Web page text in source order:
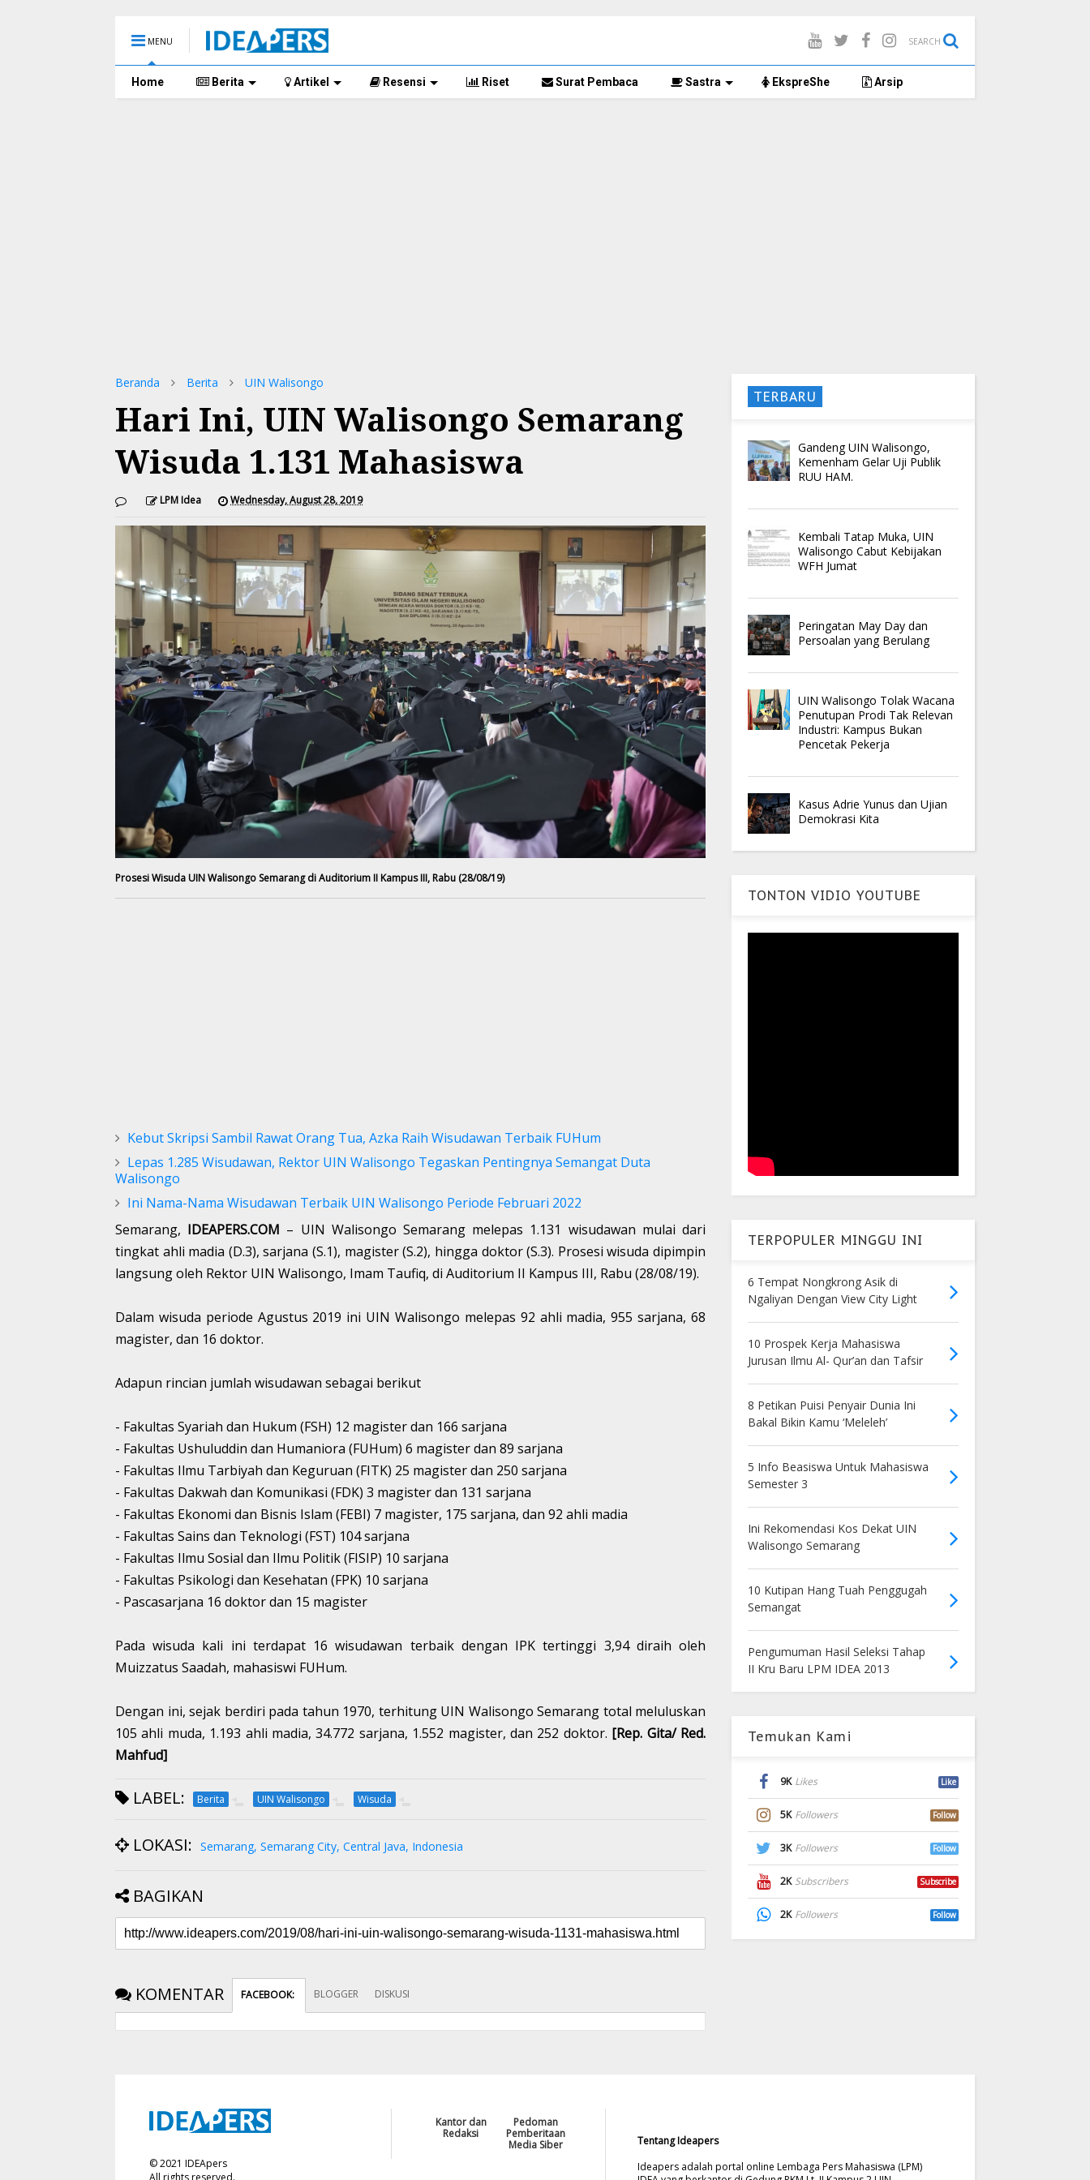
MENU SEARCH
Home Berita Artikel Resensi Riset Surat Pembaca Sastra EkspreShe Arsip
Beranda Berita UIN Walisongo
Hari Ini, UIN Walisongo Semarang
Wisuda 1.131 Mahasiswa
LPM Idea Wednesday, August 28, 2019
Prosesi Wisuda UIN Walisongo Semarang di Auditorium II Kampus III, Rabu (28/08/19)
Kebut Skripsi Sambil Rawat Orang Tua, Azka Raih Wisudawan Terbaik FUHum
Lepas 1.285 Wisudawan, Rektor UIN Walisongo Tegaskan Pentingnya Semangat Duta
Walisongo
Ini Nama-Nama Wisudawan Terbaik UIN Walisongo Periode Februari 2022
Semarang, IDEAPERS.COM – UIN Walisongo Semarang melepas 1.131 wisudawan mulai dari
tingkat ahli madia (D.3), sarjana (S.1), magister (S.2), hingga doktor (S.3). Prosesi wisuda dipimpin
langsung oleh Rektor UIN Walisongo, Imam Taufiq, di Auditorium II Kampus III, Rabu (28/08/19).
Dalam wisuda periode Agustus 2019 ini UIN Walisongo melepas 92 ahli madia, 955 sarjana, 68
magister, dan 16 doktor.
Adapun rincian jumlah wisudawan sebagai berikut
- Fakultas Syariah dan Hukum (FSH) 12 magister dan 166 sarjana
- Fakultas Ushuluddin dan Humaniora (FUHum) 6 magister dan 89 sarjana
- Fakultas Ilmu Tarbiyah dan Keguruan (FITK) 25 magister dan 250 sarjana
- Fakultas Dakwah dan Komunikasi (FDK) 3 magister dan 131 sarjana
- Fakultas Ekonomi dan Bisnis Islam (FEBI) 7 magister, 175 sarjana, dan 92 ahli madia
- Fakultas Sains dan Teknologi (FST) 104 sarjana
- Fakultas Ilmu Sosial dan Ilmu Politik (FISIP) 10 sarjana
- Fakultas Psikologi dan Kesehatan (FPK) 10 sarjana
- Pascasarjana 16 doktor dan 15 magister
Pada wisuda kali ini terdapat 16 wisudawan terbaik dengan IPK tertinggi 3,94 diraih oleh
Muizzatus Saadah, mahasiswi FUHum.
Dengan ini, sejak berdiri pada tahun 1970, terhitung UIN Walisongo Semarang total meluluskan
105 ahli muda, 1.193 ahli madia, 34.772 sarjana, 1.552 magister, dan 252 doktor. [Rep. Gita/ Red.
Mahfud]
LABEL: Berita UIN Walisongo Wisuda
LOKASI: Semarang, Semarang City, Central Java, Indonesia
BAGIKAN
KOMENTAR FACEBOOK: BLOGGER DISKUSI
TERBARU
Gandeng UIN Walisongo,
Kemenham Gelar Uji Publik
RUU HAM.
Kembali Tatap Muka, UIN
Walisongo Cabut Kebijakan
WFH Jumat
Peringatan May Day dan
Persoalan yang Berulang
UIN Walisongo Tolak Wacana
Penutupan Prodi Tak Relevan
Industri: Kampus Bukan
Pencetak Pekerja
Kasus Adrie Yunus dan Ujian
Demokrasi Kita
TONTON VIDIO YOUTUBE
TERPOPULER MINGGU INI
6 Tempat Nongkrong Asik di
Ngaliyan Dengan View City Light
10 Prospek Kerja Mahasiswa
Jurusan Ilmu Al- Qur’an dan Tafsir
8 Petikan Puisi Penyair Dunia Ini
Bakal Bikin Kamu ‘Meleleh’
5 Info Beasiswa Untuk Mahasiswa
Semester 3
Ini Rekomendasi Kos Dekat UIN
Walisongo Semarang
10 Kutipan Hang Tuah Penggugah
Semangat
Pengumuman Hasil Seleksi Tahap
II Kru Baru LPM IDEA 2013
Temukan Kami
9K Likes Like
5K Followers Follow
3K Followers Follow
2K Subscribers Subscribe
2K Followers Follow
©2021 IDEApers
All rights reserved.
Kantor dan
Redaksi
Pedoman
Pemberitaan
Media Siber
Tentang Ideapers
Ideapers adalah portal online Lembaga Pers Mahasiswa (LPM)